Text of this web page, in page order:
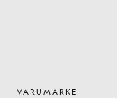
VARUMÄRKE